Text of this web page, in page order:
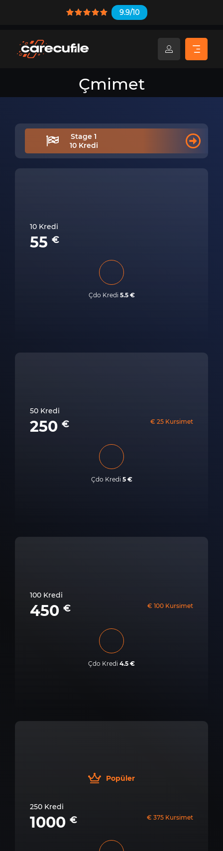
9.9/10
Çmimet
Stage 1
10 Kredi
10 Kredi
55 €
Çdo Kredi 5.5 €
50 Kredi
250 € € 25 Kursimet
Çdo Kredi 5 €
100 Kredi
450 € € 100 Kursimet
Çdo Kredi 4.5 €
Popüler
250 Kredi
1000 € € 375 Kursimet